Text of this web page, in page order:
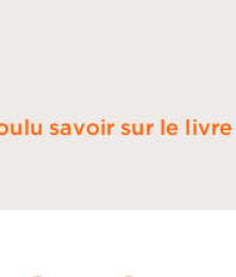
savoir sur le